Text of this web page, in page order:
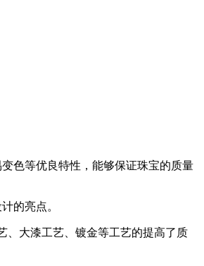
色等优良特性，能够保证珠宝的质量
的亮点。
、大漆工艺、镀金等工艺的提高了质